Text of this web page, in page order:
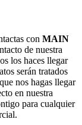
con MAIN
de nuestra
los haces llegar
serán tratados
nos hagas llegar
en nuestra
para cualquier